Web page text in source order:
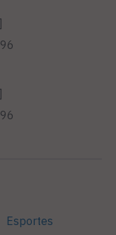
Esportes